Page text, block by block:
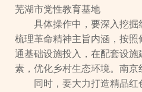
芜湖市党性教育基地
具体操作中，要深入挖掘
梳理革命精神主旨内涵，按
通基础设施投入，在配套设施
素，优化乡村生态环境。南京
同时，要大力打造精品